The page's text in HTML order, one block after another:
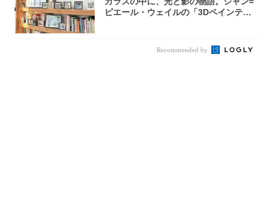
ピエール・ウェイルの「3Dペインティ
Recommended by